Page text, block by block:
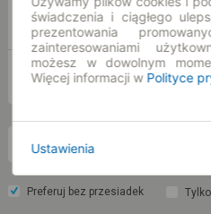
Z
DO
so. 8 sie.
Preferuj bez przesiadek
świadczenia i ciągłego
prezentowania
zainteresowaniami
możesz w dowolnym
Więcej informacji w Polityce
Ustawienia